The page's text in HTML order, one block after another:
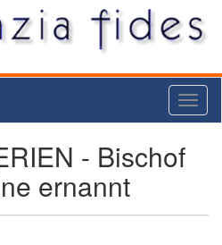
- Bischof
ernannt